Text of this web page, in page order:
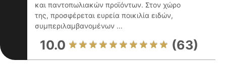
και παντοπωλιακών προϊόντων. Στον χώρο
της, προσφέρεται ευρεία ποικιλία ειδών,
συμπεριλαμβανομένων ...
10.0 (63)